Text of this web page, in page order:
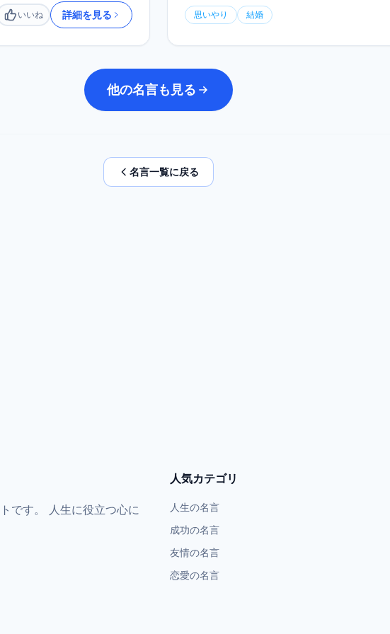
いいね
いいね 詳細を見る 思いやり 結婚
他の名言も見る
名言一覧に戻る
です。 人生に役立つ心に
人気カテゴリ
人生の名言
成功の名言
友情の名言
恋愛の名言